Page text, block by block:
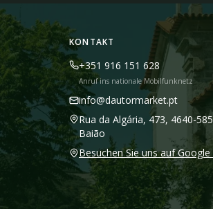
KONTAKT
+351 916 151 628
Anruf ins nationale Mobilfunknetz
info@dautormarket.pt
Rua da Algária, 473, 4640-
Baião
Besuchen Sie uns auf